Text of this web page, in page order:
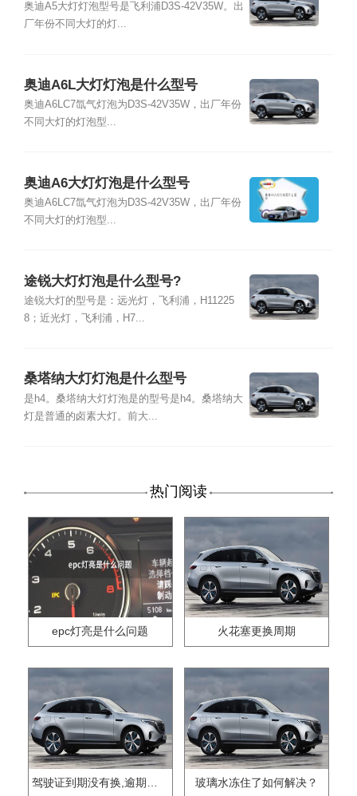
奥迪A5大灯灯泡型号是飞利浦D3S-42V35W。出
厂年份不同大灯的灯...
奥迪A6L大灯灯泡是什么型号
奥迪A6LC7氙气灯泡为D3S-42V35W，出厂年份
不同大灯的灯泡型...
奥迪A6大灯灯泡是什么型号
奥迪A6LC7氙气灯泡为D3S-42V35W，出厂年份
不同大灯的灯泡型...
途锐大灯灯泡是什么型号?
途锐大灯的型号是：远光灯，飞利浦，H11225
8；近光灯，飞利浦，H7...
桑塔纳大灯灯泡是什么型号
是h4。桑塔纳大灯灯泡是的型号是h4。桑塔纳大
灯是普通的卤素大灯。前大...
热门阅读
epc灯亮是什么问题 火花塞更换周期
玻璃水冻住了如何解决？